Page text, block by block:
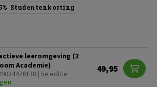
Studentenkorting
leeromgeving (2
Academie)
| 5e editie
49,95